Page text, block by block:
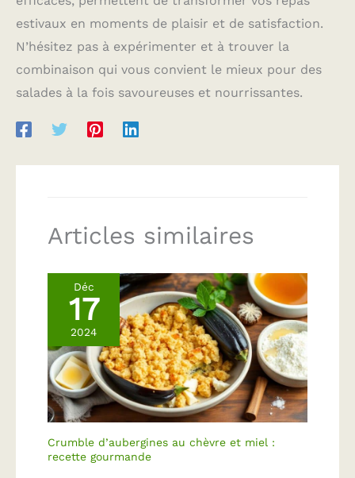
estivaux en moments de plaisir et de satisfaction.
N’hésitez pas à expérimenter et à trouver la
combinaison qui vous convient le mieux pour des
salades à la fois savoureuses et nourrissantes.
Articles similaires
Déc
17
2024
Crumble d’aubergines au chèvre et miel :
recette gourmande